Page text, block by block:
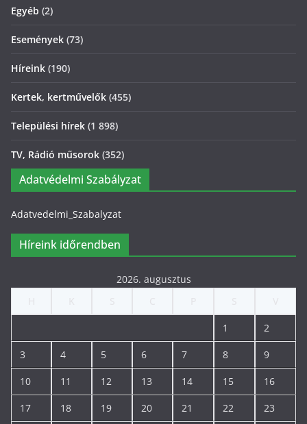
Egyéb (2)
Események (73)
Híreink (190)
Kertek, kertművelők (455)
Települési hírek (1 898)
TV, Rádió műsorok (352)
Adatvédelmi Szabályzat
Adatvedelmi_Szabalyzat
Híreink időrendben
2026. augusztus
1 2
3 4 5 6 7 8 9
10 11 12 13 14 15 16
17 18 19 20 21 22 23